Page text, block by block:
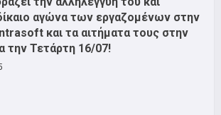
αγώνα των εργαζομένων στην
και τα αιτήματα τους στην
την Τετάρτη 16/07!